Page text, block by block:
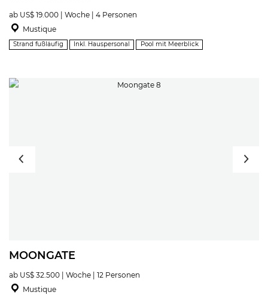
ab US$ 19.000 | Woche | 4 Personen
Mustique
Strand fußläufig Inkl. Hauspersonal Pool mit Meerblick
MOONGATE
ab US$ 32.500 | Woche | 12 Personen
Mustique